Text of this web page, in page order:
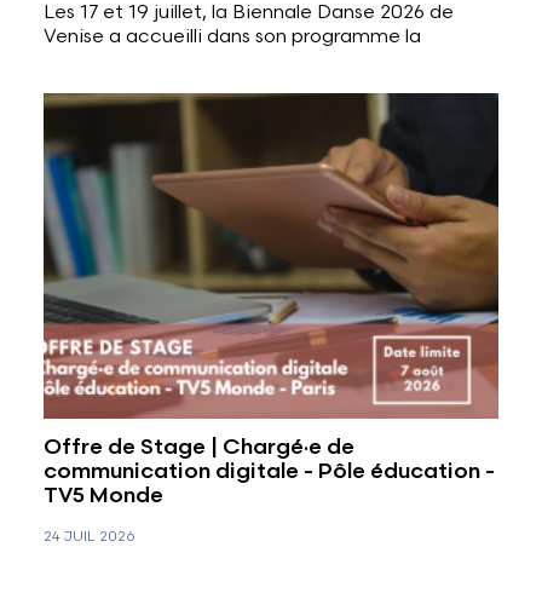
Les 17 et 19 juillet, la Biennale Danse 2026 de
Venise a accueilli dans son programme la
Offre de Stage | Chargé·e de
communication digitale - Pôle éducation -
TV5 Monde
24 JUIL 2026